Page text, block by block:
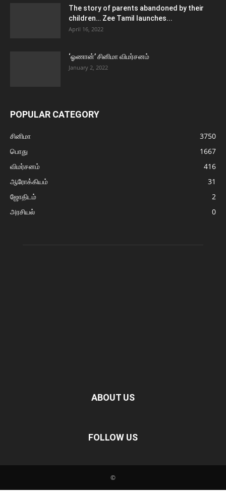
The story of parents abandoned by their
children… Zee Tamil launches...
April 16, 2022
‘ஓணான்’ சினிமா விமர்சனம்
January 2, 2022
POPULAR CATEGORY
சினிமா
3750
பொது
1667
விமர்சனம்
416
ஆரோக்கியம்
31
ஜோதிடம்
2
அரசியல்
0
ABOUT US
FOLLOW US
©